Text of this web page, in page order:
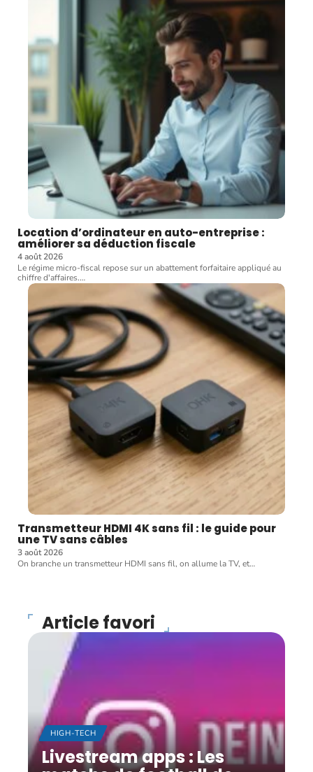
Location d’ordinateur en auto-entreprise :
améliorer sa déduction fiscale
4 août 2026
Le régime micro-fiscal repose sur un abattement forfaitaire appliqué au
chiffre d'affaires.…
Transmetteur HDMI 4K sans fil : le guide pour
une TV sans câbles
3 août 2026
On branche un transmetteur HDMI sans fil, on allume la TV, et…
Article favori
HIGH-TECH
Livestream apps : Les